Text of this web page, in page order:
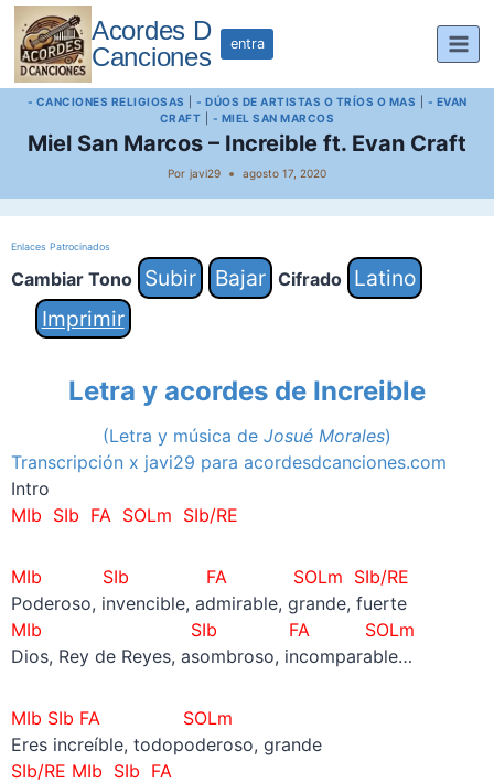
Saltar
contenido
Acordes D
Canciones
entra
- CANCIONES RELIGIOSAS - DÚOS DE ARTISTAS O TRÍOS O MAS
- EVAN
CRAFT
- MIEL SAN MARCOS
Miel San Marcos – Increible ft. Evan Craft
Por javi29 agosto 17, 2020
Enlaces Patrocinados
Cambiar Tono Subir Bajar Cifrado
Latino
Imprimir
Letra y acordes de Increible
(Letra y música de Josué Morales)
Transcripción x javi29 para acordesdcanciones.com
Intro
MIb SIb FA SOLm SIb/RE
MIb SIb FA SOLm SIb/RE
Poderoso, invencible, admirable, grande, fuerte
MIb SIb FA SOLm
Dios, Rey de Reyes, asombroso, incomparable…
MIb SIb FA SOLm
Eres increíble, todopoderoso, grande
SIb/RE MIb SIb FA